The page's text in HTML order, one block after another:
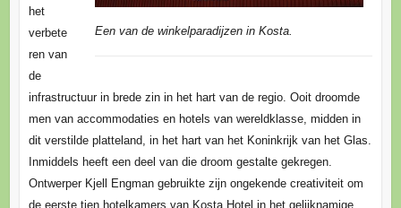
Een van de winkelparadijzen in Kosta.
het
verbete
ren van
de
infrastructuur in brede zin in het hart van de regio. Ooit droomde
men van accommodaties en hotels van wereldklasse, midden in
dit verstilde platteland, in het hart van het Koninkrijk van het Glas.
Inmiddels heeft een deel van die droom gestalte gekregen.
Ontwerper Kjell Engman gebruikte zijn ongekende creativiteit om
de eerste tien hotelkamers van Kosta Hotel in het gelijknamige